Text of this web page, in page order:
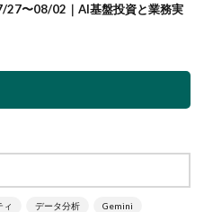
27〜08/02｜AI基盤投資と業務実
ィ データ分析 Gemini